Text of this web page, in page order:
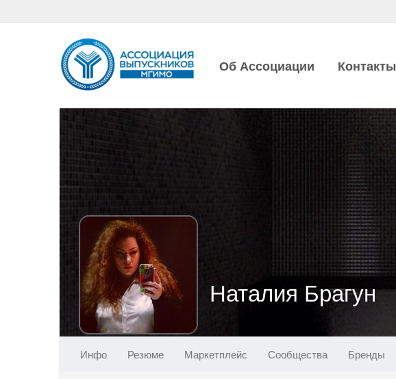
Об Ассоциации Контакты
Наталия Брагун
Инфо Резюме Маркетплейс Сообщества Бренды